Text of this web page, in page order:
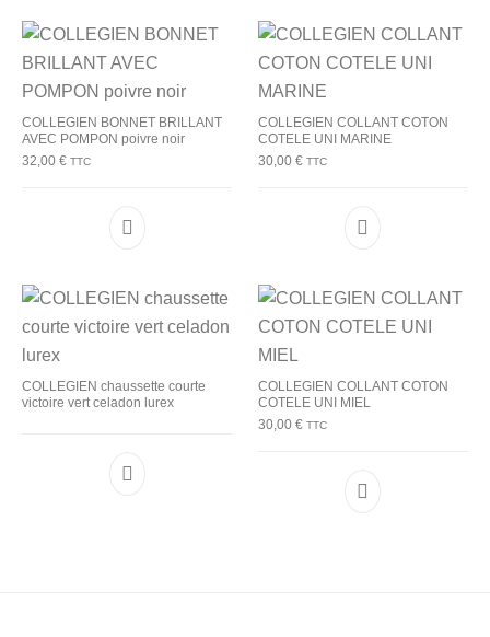
COLLEGIEN BONNET BRILLANT
AVEC POMPON poivre noir
32,00€ TTC
Ce produit a plusieurs variations. Les options
COLLEGIEN COLLANT COTON
COTELE UNI MARINE
30,00 € TTC
Ce produit a
COLLEGIEN chaussette courte
victoire vert celadon lurex
COLLEGIEN COLLANT COTON
COTELE UNI MIEL
30,00 € TTC
Ce produit a